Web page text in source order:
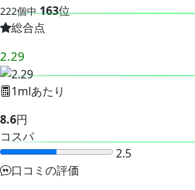
222個中 163位
総合点
2.29
1mlあたり
8.6円
コスパ
2.5
口コミの評価